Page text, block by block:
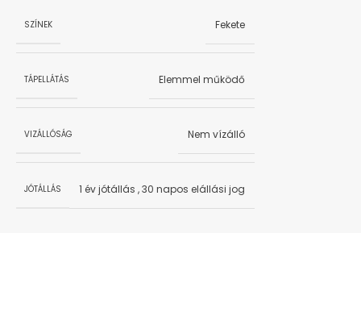
SZÍNEK Fekete
TÁPELLÁTÁS Elemmel működő
VIZÁLLÓSÁG Nem vízálló
JÓTÁLLÁS 1 év jótállás ,30 napos elállási jog